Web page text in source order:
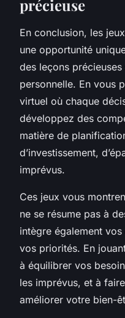
précieuse
En conclusion, les
une opportunité
des leçons
personnelle. En vous
virtuel où chaque
développez des
matière de
d’investissement,
imprévus.
Ces jeux vous
ne se résume pas à
intègre également
vos priorités. En
à équilibrer vos
les imprévus, et à
améliorer votre bien-